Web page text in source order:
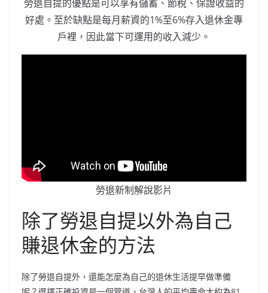
勞退自提的優點是可以享有儲蓄、節稅、保證收益的
好處。至於缺點是每月薪資的1%至6%存入退休金專
戶裡，因此當下可運用的收入減少。
勞退新制解說影片
除了勞退自提以外為自己
賺退休金的方法
除了勞退自提外，還能怎麼為自己的退休生活提早做準備